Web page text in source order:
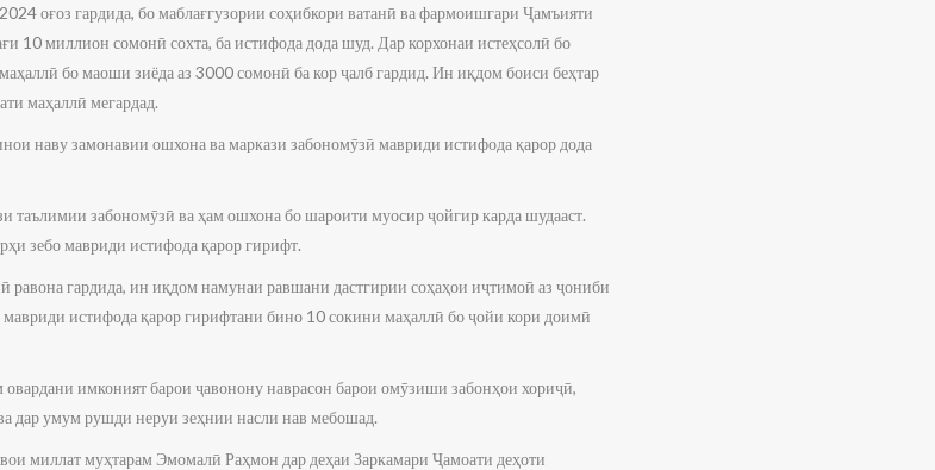
оғоз гардида, бо маблағгузории соҳибкори ватанӣ ва фармоишгари Ҷамъияти
10 миллион сомонӣ сохта, ба истифода дода шуд. Дар корхонаи истеҳсолӣ бо
бо маоши зиёда аз 3000 сомонӣ ба кор ҷалб гардид. Ин иқдом боиси беҳтар
маҳаллӣ мегардад.
наву замонавии ошхона ва маркази забономӯзӣ мавриди истифода қарор дода
таълимии забономӯзӣ ва ҳам ошхона бо шароити муосир ҷойгир карда шудааст.
зебо мавриди истифода қарор гирифт.
гардида, ин иқдом намунаи равшани дастгирии соҳаҳои иҷтимоӣ аз ҷониби
истифода қарор гирифтани бино 10 сокини маҳаллӣ бо ҷойи кори доимӣ
имконият барои ҷавонону наврасон барои омӯзиши забонҳои хориҷӣ,
дар умум рушди неруи зеҳнии насли нав мебошад.
миллат муҳтарам Эмомалӣ Раҳмон дар деҳаи Заркамари Ҷамоати деҳоти